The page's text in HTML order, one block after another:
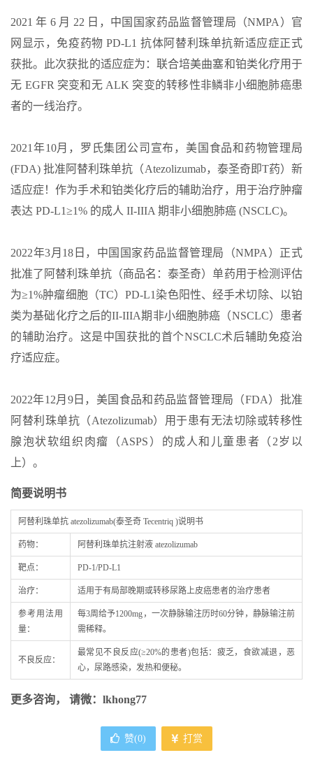
2021 年 6 月 22 日，中国国家药品监督管理局（NMPA）官
网显示，免疫药物 PD-L1 抗体阿替利珠单抗新适应症正式
获批。此次获批的适应症为：联合培美曲塞和铂类化疗用于
无 EGFR 突变和无 ALK 突变的转移性非鳞非小细胞肺癌患
者的一线治疗。
2021年10月，罗氏集团公司宣布，美国食品和药物管理局
(FDA) 批准阿替利珠单抗（Atezolizumab，泰圣奇即T药）新
适应症！作为手术和铂类化疗后的辅助治疗，用于治疗肿瘤
表达 PD-L1≥1% 的成人 II-IIIA 期非小细胞肺癌 (NSCLC)。
2022年3月18日，中国国家药品监督管理局（NMPA）正式
批准了阿替利珠单抗（商品名：泰圣奇）单药用于检测评估
为≥1%肿瘤细胞（TC）PD-L1染色阳性、经手术切除、以铂
类为基础化疗之后的II-IIIA期非小细胞肺癌（NSCLC）患者
的辅助治疗。这是中国获批的首个NSCLC术后辅助免疫治
疗适应症。
2022年12月9日，美国食品和药品监督管理局（FDA）批准
阿替利珠单抗（Atezolizumab）用于患有无法切除或转移性
腺泡状软组织肉瘤（ASPS）的成人和儿童患者（2岁以
上）。
简要说明书
阿替利珠单抗 atezolizumab(泰圣奇 Tecentriq )说明书
药物： 阿替利珠单抗注射液 atezolizumab
靶点： PD-1/PD-L1
治疗： 适用于有局部晚期或转移尿路上皮癌患者的治疗患者
参考用法用
量：
每3周给予1200mg，一次静脉输注历时60分钟，静脉输注前
需稀释。
不良反应：
最常见不良反应(≥20%的患者)包括：疲乏，食欲减退，恶
心，尿路感染，发热和便秘。
更多咨询， 请微：lkhong77
赞(0) 打赏